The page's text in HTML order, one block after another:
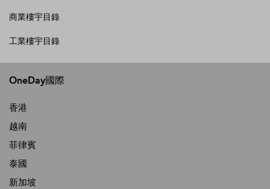
商業樓宇目錄
工業樓宇目錄
OneDay國際
香港
越南
菲律賓
泰國
新加坡